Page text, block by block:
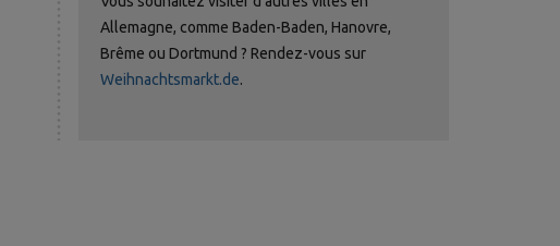
Allemagne, comme Baden-Baden, Hanovre,
Brême ou Dortmund ? Rendez-vous sur
Weihnachtsmarkt.de.